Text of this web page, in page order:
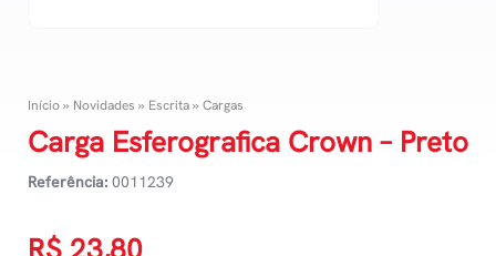
Início» Novidades » Escrita» Cargas
Carga Esferografica Crown – Preto
Referência: 0011239